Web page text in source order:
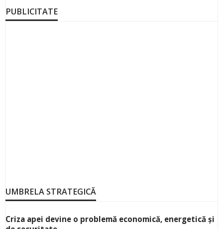
PUBLICITATE
UMBRELA STRATEGICĂ
Criza apei devine o problemă economică, energetică și